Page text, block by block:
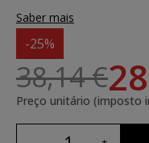
Saber mais
-25%
38,14 €
Preço unitário (imposto